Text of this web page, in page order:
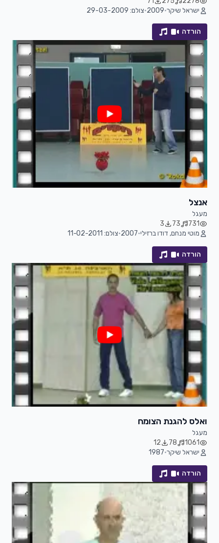
ישראל שיקר•
2009
•צולם: 29-03-2009
הורדה
אנצל
מעגל
731
73
3
מוטי מנחם, דודו ברזילי•
2007
•צולם: 11-02-2011
הורדה
ואלס להגנת הצומח
מעגל
1061
78
12
ישראל שיקר•
1987
הורדה